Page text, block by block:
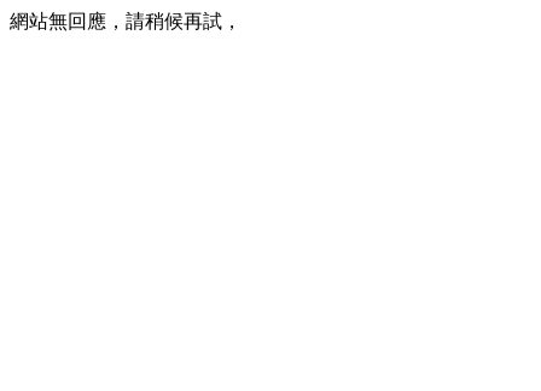
網站無回應，請稍候再試，